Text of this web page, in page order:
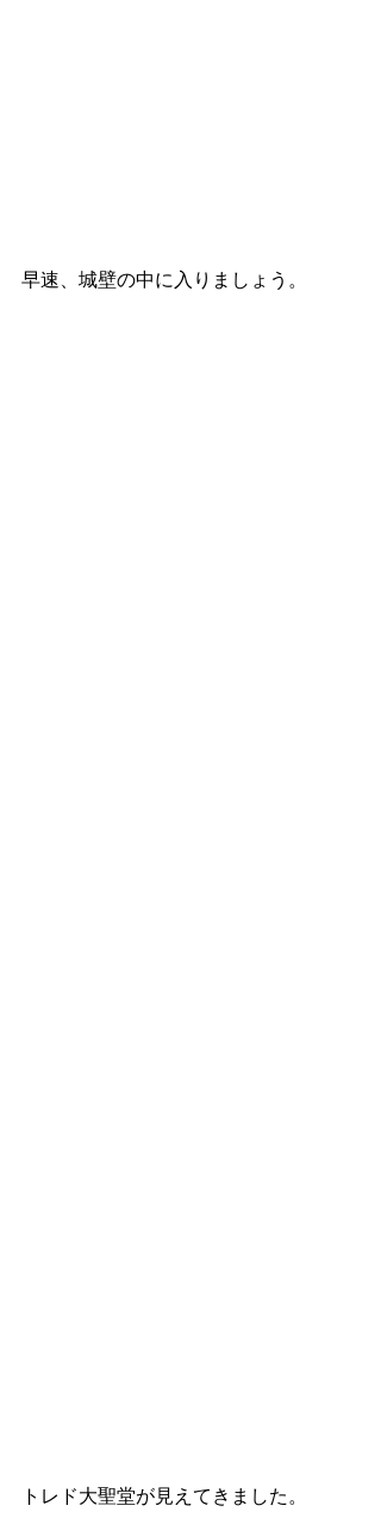
早速、城壁の中に入りましょう。
トレド大聖堂が見えてきました。